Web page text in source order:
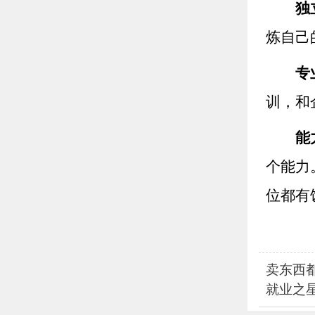
独
炼自己
专
训，和
能
个能力
位都有
卖东西
就业之